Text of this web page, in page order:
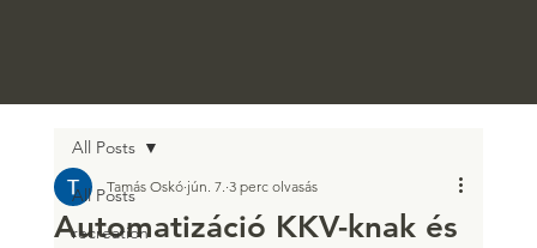
All Posts
recreation
All Posts
Automatizáció KKV-knak és
Tamás Oskó jún. 7. 3 perc olvasás